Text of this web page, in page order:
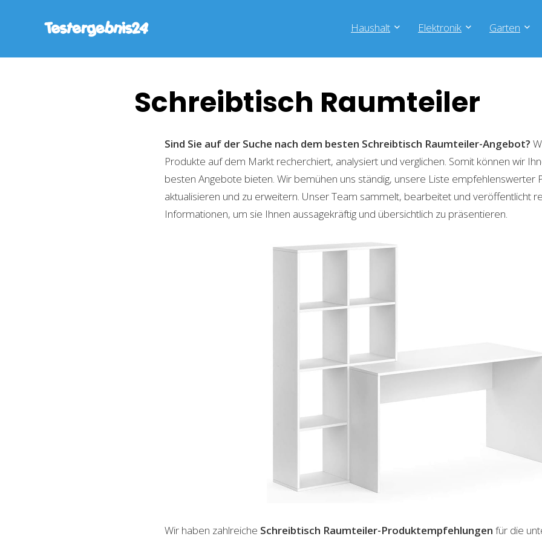
Haushalt Elektronik Garten
Schreibtisch Raumteiler
Sind Sie auf der Suche nach dem besten Schreibtisch Raumteiler-Angebot?
Produkte auf dem Markt recherchiert, analysiert und verglichen. Somit können wir
besten Angebote bieten. Wir bemühen uns ständig, unsere Liste empfehlenswerter
aktualisieren und zu erweitern. Unser Team sammelt, bearbeitet und veröffentlicht
Informationen, um sie Ihnen aussagekräftig und übersichtlich zu präsentieren.
Wir haben zahlreiche Schreibtisch Raumteiler-Produktempfehlungen für die